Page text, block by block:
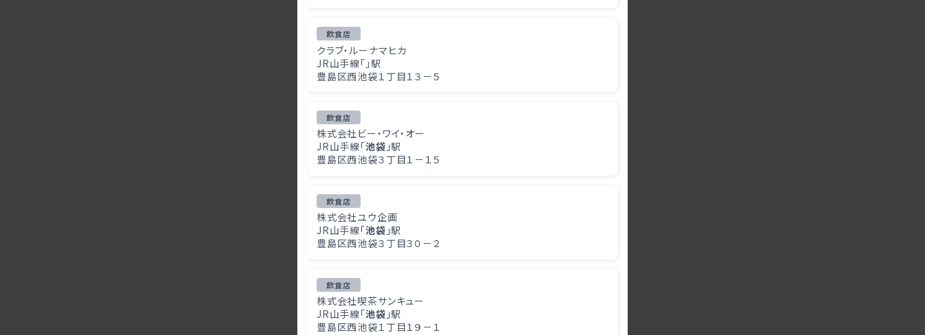
飲食店
クラブ・ルーナマヒカ
JR山手線「 」駅
豊島区西池袋１丁目１３－５
飲食店
株式会社ビー・ワイ・オー
JR山手線「池袋 」駅
豊島区西池袋３丁目１－１５
飲食店
株式会社ユウ企画
JR山手線「池袋 」駅
豊島区西池袋３丁目３０－２
飲食店
株式会社喫茶サンキュー
JR山手線「池袋 」駅
豊島区西池袋１丁目１９－１